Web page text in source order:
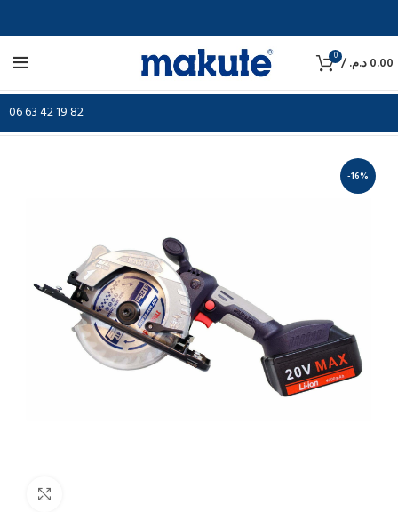
0 / 0.00د.م.
06 63 42 19 82
-16%